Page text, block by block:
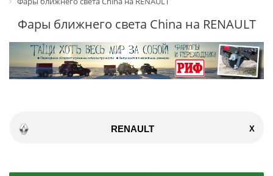
Фары ближнего света China на RENAULT
RENAULT X